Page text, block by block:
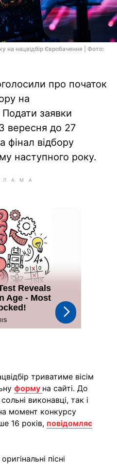
на нацвідбір Євробачення | Фото:
про початок
на
заявки
вересня до 27
фінал відбору
наступного року.
триватиме вісім
форму на сайті. До
виконавці, так і
момент конкурсу
16 років, повідомляє
пісні